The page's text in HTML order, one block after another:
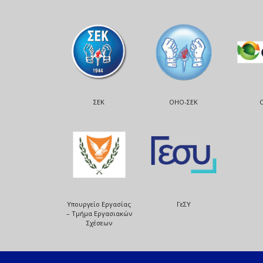
ΣΕΚ ΟΗΟ-ΣΕΚ
Υπουργείο Εργασίας
– Τμήμα Εργασιακών
Σχέσεων
ΓεΣΥ